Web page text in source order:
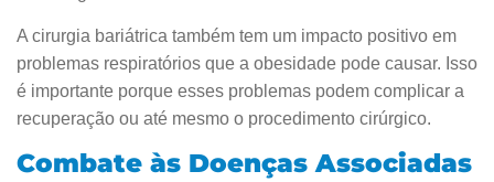
A cirurgia bariátrica também tem um impacto positivo em
problemas respiratórios que a obesidade pode causar. Isso
é importante porque esses problemas podem complicar a
recuperação ou até mesmo o procedimento cirúrgico.
Combate às Doenças Associadas